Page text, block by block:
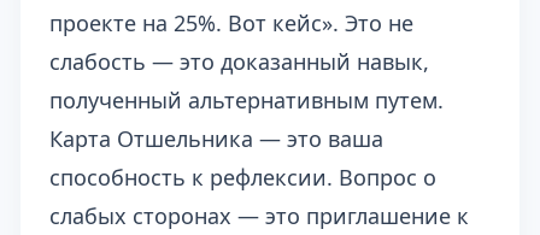
проекте на 25%. Вот кейс». Это не
слабость — это доказанный навык,
полученный альтернативным путем.
Карта Отшельника — это ваша
способность к рефлексии. Вопрос о
слабых сторонах — это приглашение к